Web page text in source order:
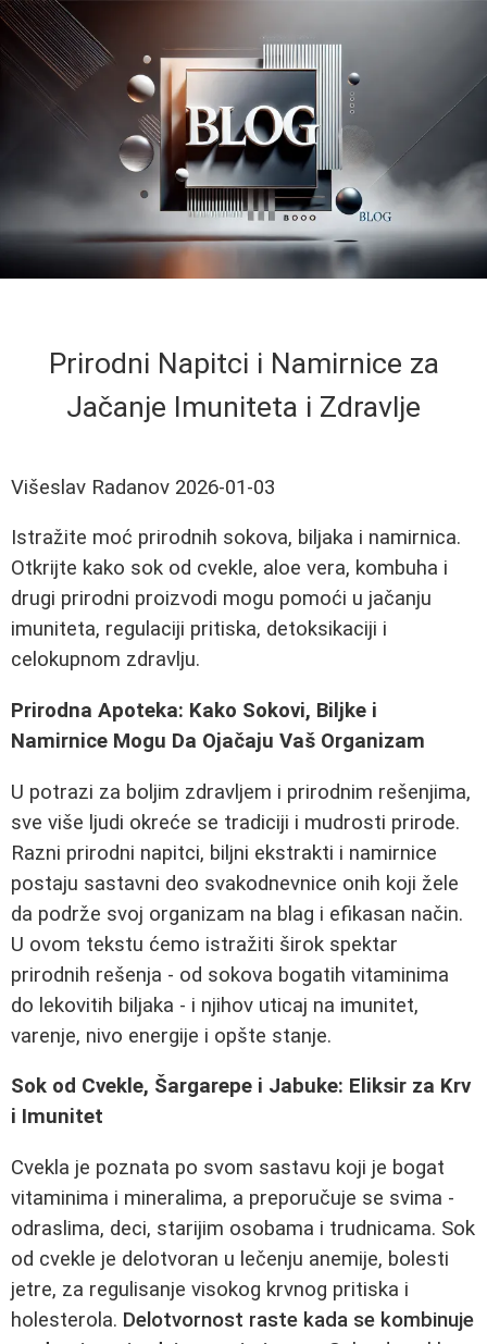
Prirodni Napitci i Namirnice za
Jačanje Imuniteta i Zdravlje
Višeslav Radanov 2026-01-03
Istražite moć prirodnih sokova, biljaka i namirnica.
Otkrijte kako sok od cvekle, aloe vera, kombuha i
drugi prirodni proizvodi mogu pomoći u jačanju
imuniteta, regulaciji pritiska, detoksikaciji i
celokupnom zdravlju.
Prirodna Apoteka: Kako Sokovi, Biljke i
Namirnice Mogu Da Ojačaju Vaš Organizam
U potrazi za boljim zdravljem i prirodnim rešenjima,
sve više ljudi okreće se tradiciji i mudrosti prirode.
Razni prirodni napitci, biljni ekstrakti i namirnice
postaju sastavni deo svakodnevnice onih koji žele
da podrže svoj organizam na blag i efikasan način.
U ovom tekstu ćemo istražiti širok spektar
prirodnih rešenja - od sokova bogatih vitaminima
do lekovitih biljaka - i njihov uticaj na imunitet,
varenje, nivo energije i opšte stanje.
Sok od Cvekle, Šargarepe i Jabuke: Eliksir za Krv
i Imunitet
Cvekla je poznata po svom sastavu koji je bogat
vitaminima i mineralima, a preporučuje se svima -
odraslima, deci, starijim osobama i trudnicama. Sok
od cvekle je delotvoran u lečenju anemije, bolesti
jetre, za regulisanje visokog krvnog pritiska i
holesterola. Delotvornost raste kada se kombinuje